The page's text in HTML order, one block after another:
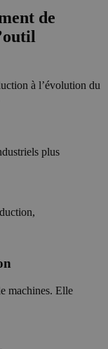
de
à l’évolution du
plus
machines. Elle